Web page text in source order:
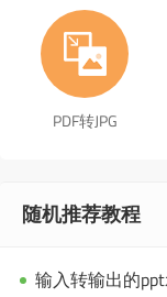
PDF转JPG
随机推荐教程
输入转输出的